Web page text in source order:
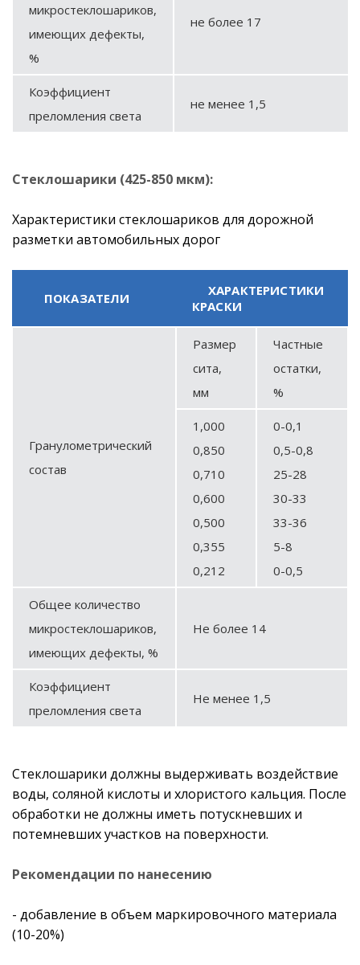
микростеклошариков,
имеющих дефекты,
%
не более 17
Коэффициент
преломления света
не менее 1,5
Стеклошарики (425-850 мкм):
Характеристики стеклошариков для дорожной
разметки автомобильных дорог
ПОКАЗАТЕЛИ
ХАРАКТЕРИСТИКИ
КРАСКИ
Гранулометрический
состав
Размер
сита,
мм
Частные
остатки,
%
1,000
0,850
0,710
0,600
0,500
0,355
0,212
0-0,1
0,5-0,8
25-28
30-33
33-36
5-8
0-0,5
Общее количество
микростеклошариков,
имеющих дефекты, %
Не более 14
Коэффициент
преломления света
Не менее 1,5
Стеклошарики должны выдерживать воздействие
воды, соляной кислоты и хлористого кальция. После
обработки не должны иметь потускневших и
потемневших участков на поверхности.
Рекомендации по нанесению
- добавление в объем маркировочного материала
(10-20%)